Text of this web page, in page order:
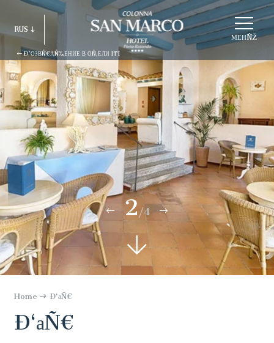
МЕНÑŽ
Ð’ОЗВÑ€АÑ‰ЕНИЕ В ОÑ‚ЕЛИ ITI
RUS
ITA
ENG
FRA
DEU
ESP
ВÑ‹БÑ€АÑ‚ÑŒ
СÑ‚Ñ€ÑƑКÑ‚ÑƑÑ€ÑƑ
2 /4
Home Ð‘аÑ€
Ð‘аÑ€